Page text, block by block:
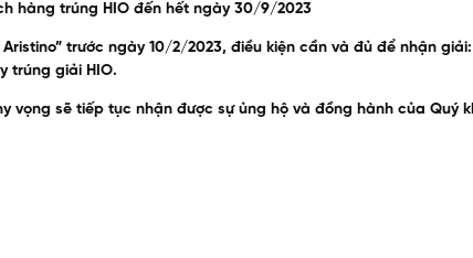
hàng trúng HIO đến hết ngày 30/9/2023
trước ngày 10/2/2023, điều kiện cần và đủ để nhận
trúng giải HIO.
vọng sẽ tiếp tục nhận được sự ủng hộ và đồng hành của Quý